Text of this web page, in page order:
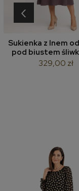
Sukienka z lnem
pod biustem
329,00 zł
‹